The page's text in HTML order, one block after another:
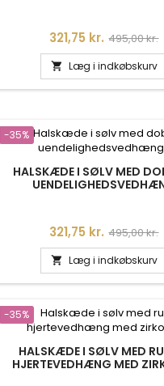
Pris
321,75 kr. 495,00 kr.
 Læg i indkøbskurv
-35%
HALSKÆDE I SØLV MED
Pris
321,75 kr. 495,00 kr.
 Læg i indkøbskurv
-35%
HALSKÆDE I SØLV MED
HJERTEVEDHÆNG MED